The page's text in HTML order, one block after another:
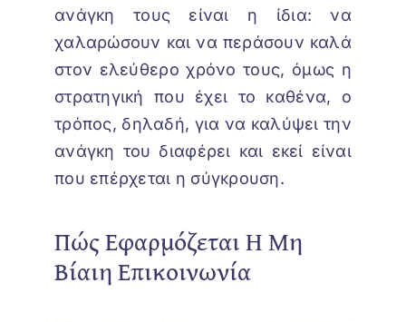
ανάγκη τους είναι η ίδια: να
χαλαρώσουν και να περάσουν καλά
στον ελεύθερο χρόνο τους, όμως η
στρατηγική που έχει το καθένα, ο
τρόπος, δηλαδή, για να καλύψει την
ανάγκη του διαφέρει και εκεί είναι
που επέρχεται η σύγκρουση.
Πώς Εφαρμόζεται Η Μη
Βίαιη Επικοινωνία